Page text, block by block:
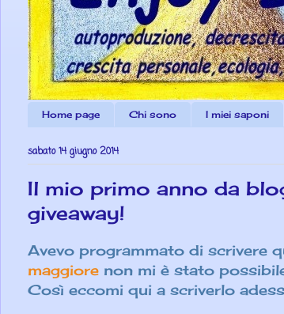
Home page Chi sono I miei saponi
sabato 14 giugno 2014
Il mio primo anno da
giveaway!
Avevo programmato di scrivere
maggiore non mi è stato
Così eccomi qui a scriverlo